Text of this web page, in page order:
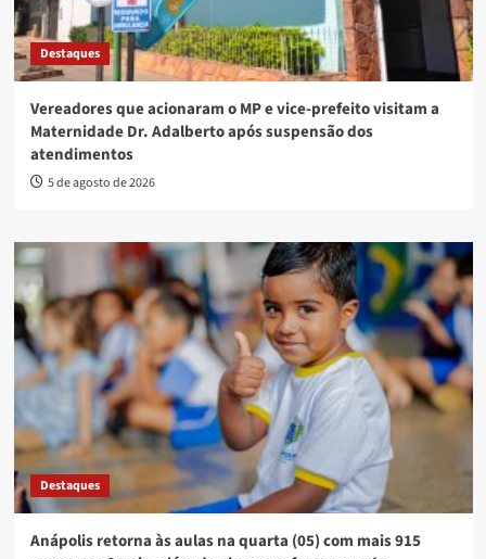
Destaques
Vereadores que acionaram o MP e vice-prefeito visitam a
Maternidade Dr. Adalberto após suspensão dos
atendimentos
5 de agosto de 2026
Destaques
Anápolis retorna às aulas na quarta (05) com mais 915